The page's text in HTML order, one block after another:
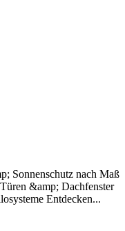
Sonnenschutz nach Maß
&amp; Dachfenster
Entdecken...